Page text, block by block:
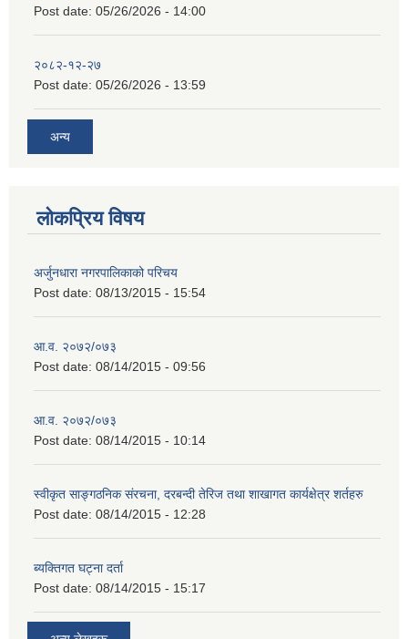
Post date: 05/26/2026 - 14:00
२०८२-१२-२७
Post date: 05/26/2026 - 13:59
अन्य
लोकप्रिय विषय
अर्जुनधारा नगरपालिकाको परिचय
Post date: 08/13/2015 - 15:54
आ.व. २०७२/०७३
Post date: 08/14/2015 - 09:56
आ.व. २०७२/०७३
Post date: 08/14/2015 - 10:14
स्वीकृत साङ्गठनिक संरचना, दरबन्दी तेरिज तथा शाखागत कार्यक्षेत्र शर्तहरु
Post date: 08/14/2015 - 12:28
ब्यक्तिगत घट्ना दर्ता
Post date: 08/14/2015 - 15:17